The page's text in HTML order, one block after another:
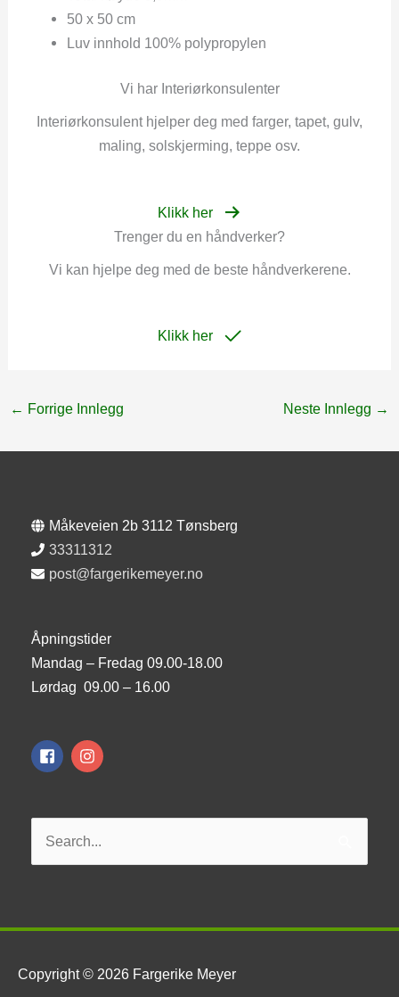
50 x 50 cm
Luv innhold 100% polypropylen
Vi har Interiørkonsulenter
Interiørkonsulent hjelper deg med farger, tapet, gulv,
maling, solskjerming, teppe osv.
Klikk her
Trenger du en håndverker?
Vi kan hjelpe deg med de beste håndverkerene.
Klikk her
← Forrige Innlegg Neste Innlegg →
Måkeveien 2b 3112 Tønsberg
33311312
post@fargerikemeyer.no
Åpningstider
Mandag – Fredag 09.00-18.00
Lørdag 09.00 – 16.00
Copyright © 2026 Fargerike Meyer